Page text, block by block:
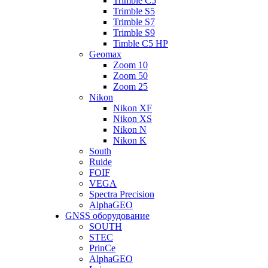
Trimble S5
Trimble S7
Trimble S9
Timble C5 HP
Geomax
Zoom 10
Zoom 50
Zoom 25
Nikon
Nikon XF
Nikon XS
Nikon N
Nikon K
South
Ruide
FOIF
VEGA
Spectra Precision
AlphaGEO
GNSS оборудование
SOUTH
STEC
PrinCe
AlphaGEO